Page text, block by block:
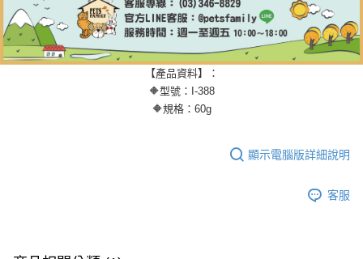
宅配【全館滿1500免運】
每筆NT$85，滿NT$1,500(含以上)免運費
【宅配-貨到付款】1500免運
每筆NT$115，滿NT$1,500(含以上)免運費
【產品資料】：
🔶型號：I-388
🔶規格：60g
顯示電腦版詳細說明
客服